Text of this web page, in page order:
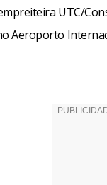
UTC/
Aeroporto